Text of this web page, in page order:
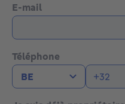
E-mail
Téléphone